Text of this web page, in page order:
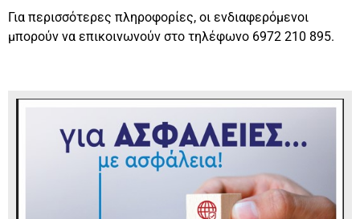
Για περισσότερες πληροφορίες, οι ενδιαφερόμενοι
μπορούν να επικοινωνούν στο τηλέφωνο 6972 210 895.